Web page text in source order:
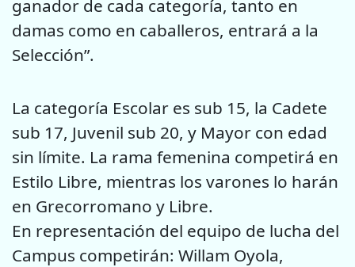
ganador de cada categoría, tanto en
damas como en caballeros, entrará a la
Selección”.
La categoría Escolar es sub 15, la Cadete
sub 17, Juvenil sub 20, y Mayor con edad
sin límite. La rama femenina competirá en
Estilo Libre, mientras los varones lo harán
en Grecorromano y Libre.
En representación del equipo de lucha del
Campus competirán: Willam Oyola,